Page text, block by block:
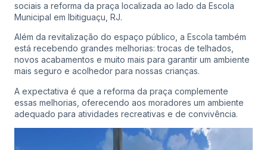
sociais a reforma da praça localizada ao lado da Escola
Municipal em Ibitiguaçu, RJ.
Além da revitalização do espaço público, a Escola também
está recebendo grandes melhorias: trocas de telhados,
novos acabamentos e muito mais para garantir um ambiente
mais seguro e acolhedor para nossas crianças.
A expectativa é que a reforma da praça complemente
essas melhorias, oferecendo aos moradores um ambiente
adequado para atividades recreativas e de convivência.